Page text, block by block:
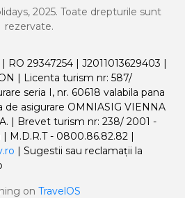
2025. Toate drepturile sunt
rezervate.
29347254 | J2011013629403 |
| Licenta turism nr: 587/
seria I, nr. 60618 valabila pana
de asigurare OMNIASIG VIENNA
| Brevet turism nr: 238/ 2001 -
M.D.R.T - 0800.86.82.82 |
| Sugestii sau reclamații la
on TravelOS